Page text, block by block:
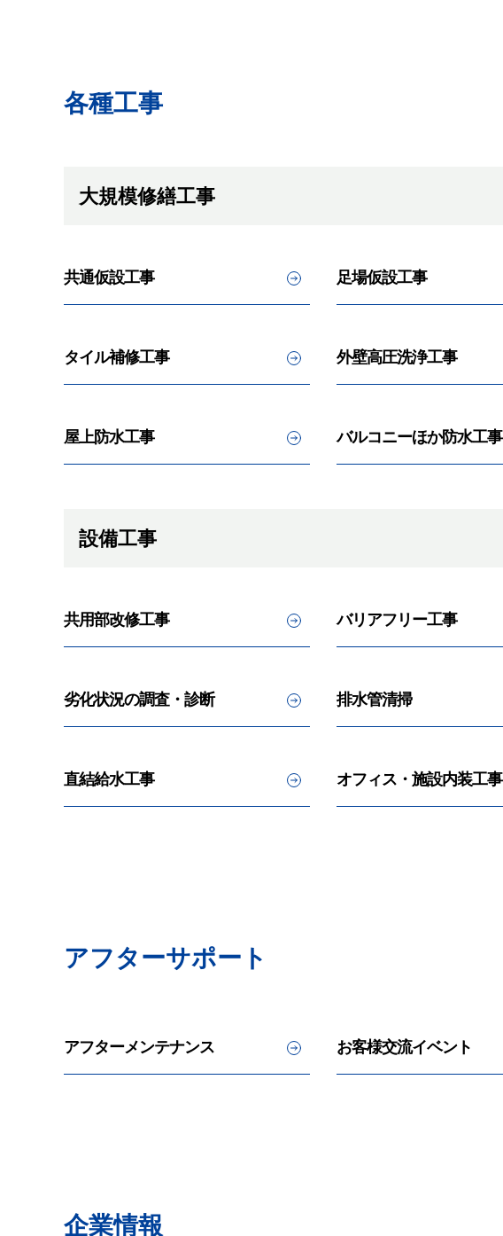
各種工事
大規模修繕工事
共通仮設工事 足場仮設工事
タイル補修工事 外壁高圧洗浄工事
屋上防水工事 バルコニーほか防水工事
設備工事
共用部改修工事 バリアフリー工事
劣化状況の調査・診断 排水管清掃
直結給水工事 オフィス・施設内装工事
アフターサポート
アフターメンテナンス お客様交流イベント
企業情報